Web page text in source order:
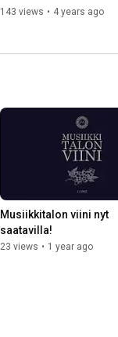
143 views • 4 years ago
Musiikkitalon viini nyt
saatavilla!
23 views • 1 year ago